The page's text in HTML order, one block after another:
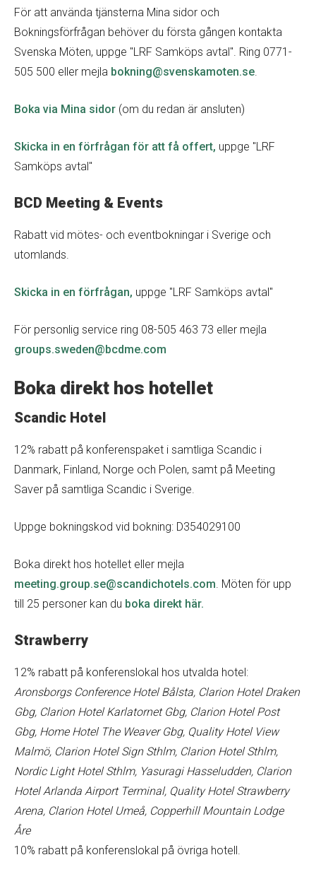
För att använda tjänsterna Mina sidor och
Bokningsförfrågan behöver du första gången kontakta
Svenska Möten, uppge "LRF Samköps avtal". Ring 0771-
505 500 eller mejla bokning@svenskamoten.se.
Boka via Mina sidor (om du redan är ansluten)
Skicka in en förfrågan för att få offert, uppge "LRF
Samköps avtal"
BCD Meeting & Events
Rabatt vid mötes- och eventbokningar i Sverige och
utomlands.
Skicka in en förfrågan, uppge "LRF Samköps avtal"
För personlig service ring 08-505 463 73 eller mejla
groups.sweden@bcdme.com
Boka direkt hos hotellet
Scandic Hotel
12% rabatt på konferenspaket i samtliga Scandic i
Danmark, Finland, Norge och Polen, samt på Meeting
Saver på samtliga Scandic i Sverige.
Uppge bokningskod vid bokning: D354029100
Boka direkt hos hotellet eller mejla
meeting.group.se@scandichotels.com. Möten för upp
till 25 personer kan du boka direkt här.
Strawberry
12% rabatt på konferenslokal hos utvalda hotel:
Aronsborgs Conference Hotel Bålsta, Clarion Hotel Draken
Gbg, Clarion Hotel Karlatornet Gbg, Clarion Hotel Post
Gbg, Home Hotel The Weaver Gbg, Quality Hotel View
Malmö, Clarion Hotel Sign Sthlm, Clarion Hotel Sthlm,
Nordic Light Hotel Sthlm, Yasuragi Hasseludden, Clarion
Hotel Arlanda Airport Terminal, Quality Hotel Strawberry
Arena, Clarion Hotel Umeå, Copperhill Mountain Lodge
Åre
10% rabatt på konferenslokal på övriga hotell.